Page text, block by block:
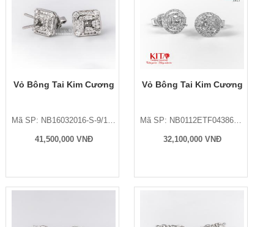
Vỏ Bông Tai Kim Cương
41,500,000 VNĐ
Vỏ Bông Tai Kim Cương
32,100,000 VNĐ